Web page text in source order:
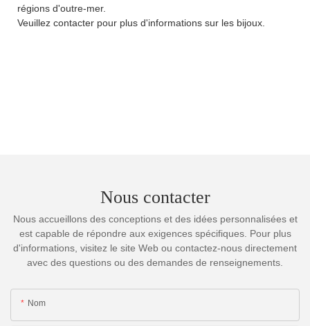
régions d'outre-mer.
Veuillez contacter pour plus d'informations sur les bijoux.
Nous contacter
Nous accueillons des conceptions et des idées personnalisées et
est capable de répondre aux exigences spécifiques. Pour plus
d'informations, visitez le site Web ou contactez-nous directement
avec des questions ou des demandes de renseignements.
Nom